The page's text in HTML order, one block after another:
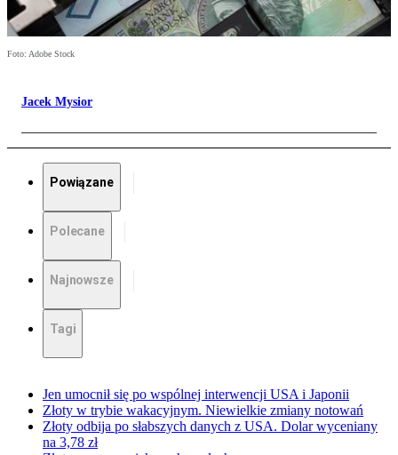
Foto: Adobe Stock
Jacek Mysior
Powiązane
Polecane
Najnowsze
Tagi
Jen umocnił się po wspólnej interwencji USA i Japonii
Złoty w trybie wakacyjnym. Niewielkie zmiany notowań
Złoty odbija po słabszych danych z USA. Dolar wyceniany
na 3,78 zł